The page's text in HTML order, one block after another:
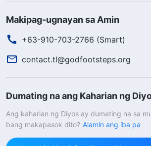
Makipag-ugnayan sa Amin
+63-910-703-2766 (Smart)
contact.tl@godfootsteps.org
Dumating na ang Kaharian ng
Ang kaharian ng Diyos ay dumating na sa
bang makapasok dito? Alamin ang iba pa